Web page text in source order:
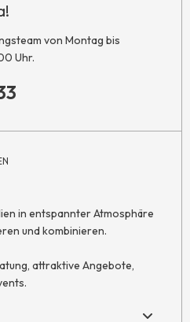
von Montag bis
Uhr.
in entspannter Atmosphäre
und kombinieren.
attraktive Angebote,